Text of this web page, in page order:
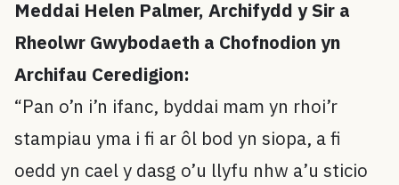
Meddai Helen Palmer, Archifydd y Sir a
Rheolwr Gwybodaeth a Chofnodion yn
Archifau Ceredigion:
“Pan o’n i’n ifanc, byddai mam yn rhoi’r
stampiau yma i fi ar ôl bod yn siopa, a fi
oedd yn cael y dasg o’u llyfu nhw a’u sticio